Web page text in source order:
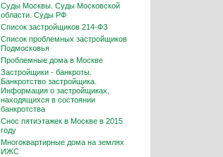
Суды Москвы. Суды Московской
области. Суды РФ
Список застройщиков 214-ФЗ
Список проблемных застройщиков
Подмосковья
Проблемные дома в Москве
Застройщики - банкроты.
Банкротство застройщика.
Информация о застройщиках,
находящихся в состоянии
банкротства
Снос пятиэтажек в Москве в 2015
году
Многоквартирные дома на землях
ИЖС